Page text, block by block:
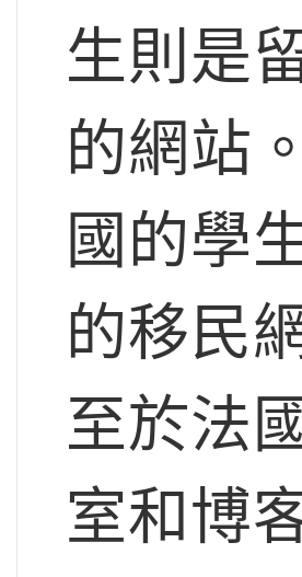
生則是
的網站
國的學
的移民
至於法
室和博